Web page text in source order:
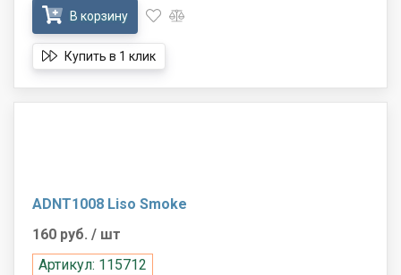
В корзину
Купить в 1 клик
ADNT1008 Liso Smoke
160 руб. / шт
Артикул: 115712